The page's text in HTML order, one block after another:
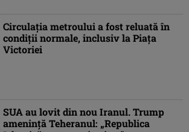
Circulația metroului a fost reluată în
condiții normale, inclusiv la Piața
Victoriei
SUA au lovit din nou Iranul. Trump
amenință Teheranul: „Republica